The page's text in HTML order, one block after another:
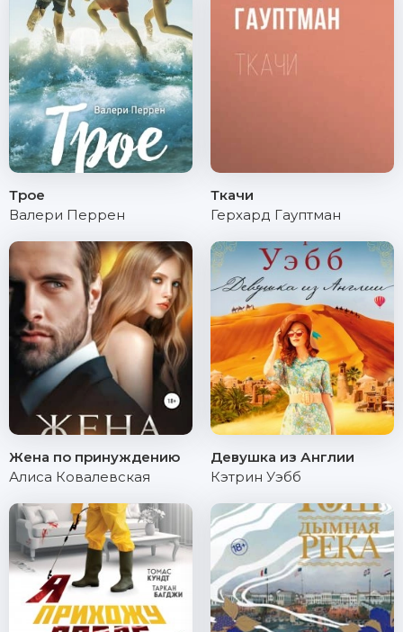
Трое
Валери Перрен
Ткачи
Герхард Гауптман
Жена по принуждению
Алиса Ковалевская
Девушка из Англии
Кэтрин Уэбб